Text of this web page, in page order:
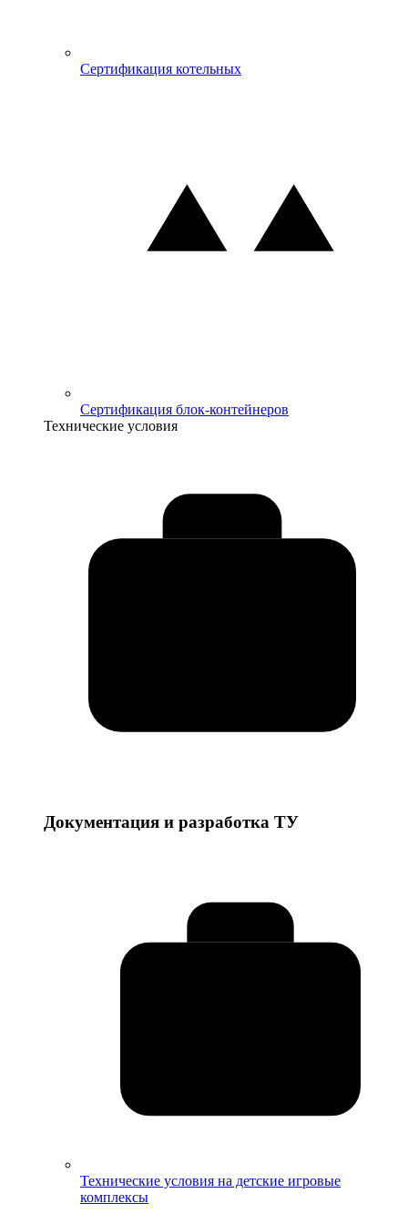
Сертификация котельных
Сертификация блок-контейнеров
Технические условия
Документация и разработка ТУ
Технические условия на детские игровые
комплексы